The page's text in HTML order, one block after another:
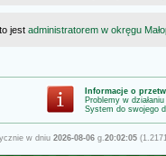
jest administratorem w okręgu
Informacje o
Problemy w
System do swojego
w dniu 2026-08-06 g.20:02:05